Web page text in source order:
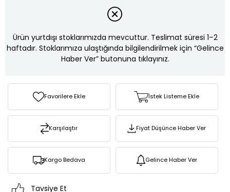
Ürün yurtdışı stoklarımızda mevcuttur. Teslimat süresi 1–2
haftadır. Stoklarımıza ulaştığında bilgilendirilmek için “Gelince
Haber Ver” butonuna tıklayınız.
Favorilere Ekle İstek Listeme Ekle
Karşılaştır Fiyat Düşünce Haber Ver
Kargo Bedava Gelince Haber Ver
Tavsiye Et